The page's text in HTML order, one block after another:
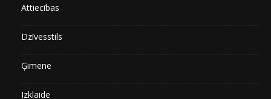
Attiecības
Dzīvesstils
Ģimene
Izklaide